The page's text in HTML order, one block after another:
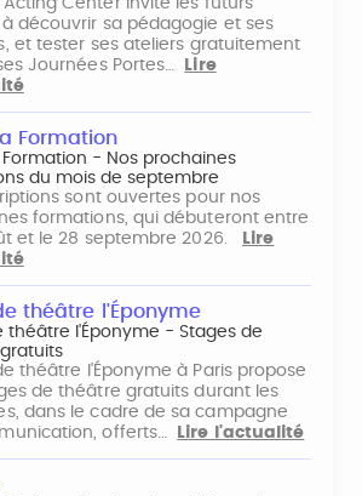
Acting Center invite les futurs
découvrir sa pédagogie et ses
et tester ses ateliers gratuitement
Journées Portes…
Lire
Formation
- Nos prochaines
du mois de septembre
sont ouvertes pour nos
formations, qui débuteront entre
et le 28 septembre 2026.
Lire
théâtre l'Éponyme
théâtre l'Éponyme - Stages de
théâtre l'Éponyme à Paris propose
de théâtre gratuits durant les
dans le cadre de sa campagne
offerts…
Lire l'actualité